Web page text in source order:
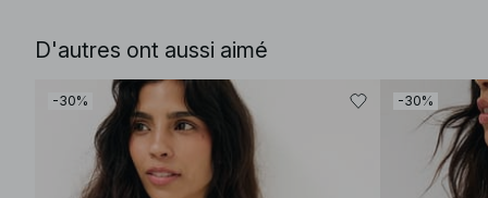
D'autres ont aussi aimé
-30% -30%